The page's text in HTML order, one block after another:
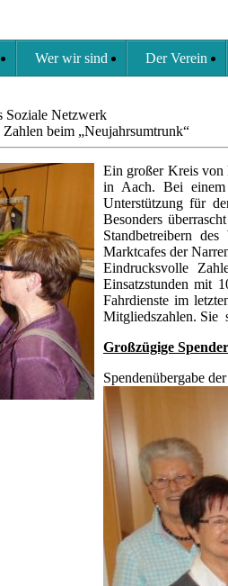
Wer wir sind Der Verein
Soziale Netzwerk
beim „Neujahrsumtrunk“
Ein großer Kreis von
in Aach. Bei einem
Unterstützung für
Besonders
Standbetreibern
Marktcafes der
Eindrucksvolle
Einsatzstunden mit
Fahrdienste im
Mitgliedszahlen. Sie
Großzügige
Spendenübergabe